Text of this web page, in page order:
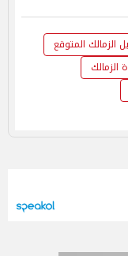
الزمالك المتوقع
الزمالك